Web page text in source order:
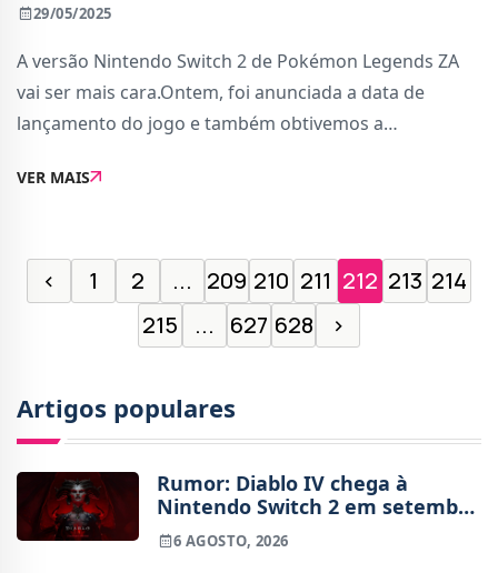
29/05/2025
A versão Nintendo Switch 2 de Pokémon Legends ZA
vai ser mais cara.Ontem, foi anunciada a data de
lançamento do jogo e também obtivemos a
consola da Nintendo, que vai chegar às lojas já na pró
VER MAIS
‹ 1 2 ... 209 210 211 212 213 214
215
... 627 628 ›
Artigos populares
Rumor: Diablo IV chega à
Nintendo Switch 2 em setembro
e vai custar o preço de um jogo
novo
6 AGOSTO, 2026